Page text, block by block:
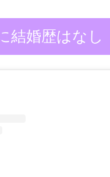
結婚歴はなし